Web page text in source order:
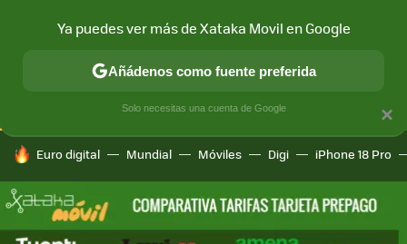
CONECTIVIDAD MÓVIL Y SOCIEDAD APLICACIONES
HOY SE HABLA DE
Euro digital Mundial Móviles Digi iPhone 18 Pro
×
Ya puedes ver más de Xataka Movil en Google
Añádenos como fuente preferida
Solo necesitas una cuenta de Google